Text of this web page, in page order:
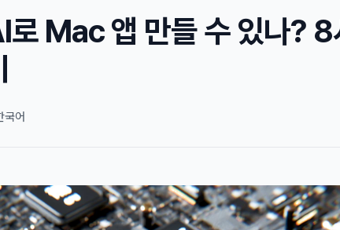
로 Mac 앱 만들 수 있나?
국어